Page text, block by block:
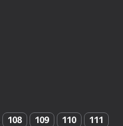
108 109 110 111